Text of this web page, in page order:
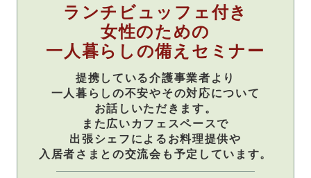
ランチビュッフェ付き
女性のための
一人暮らしの備えセミナー
提携している介護事業者より
一人暮らしの不安やその対応について
お話しいただきます。
また広いカフェスペースで
出張シェフによるお料理提供や
入居者さまとの交流会も予定しています。